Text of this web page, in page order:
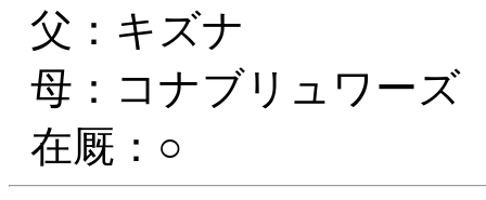
父：キズナ
母：コナブリュワーズ
在厩：○